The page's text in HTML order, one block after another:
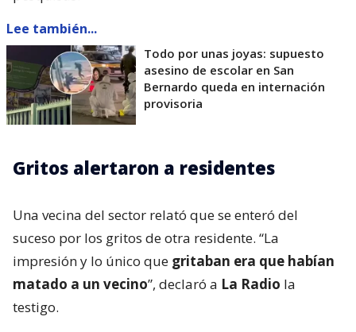
Lee también...
Todo por unas joyas: supuesto
asesino de escolar en San
Bernardo queda en internación
provisoria
Gritos alertaron a residentes
Una vecina del sector relató que se enteró del
suceso por los gritos de otra residente. “La
impresión y lo único que gritaban era que habían
matado a un vecino”, declaró a La Radio la
testigo.